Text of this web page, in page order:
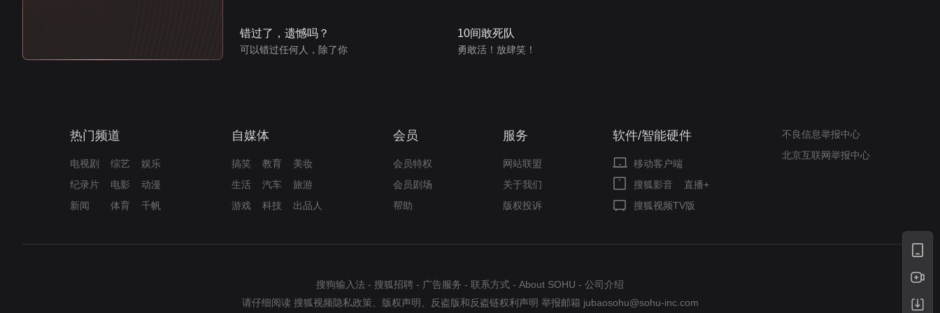
错过了，遗憾吗？
可以错过任何人，除了你
10间敢死队
勇敢活！放肆笑！
热门频道
电视剧 综艺
娱乐
纪录片
电影
动漫
新闻
体育 千帆
自媒体
搞笑 教育
美妆
生活
汽车
旅游
游戏
科技 出品人
会员
会员特权
会员剧场
帮助
服务
网站联盟
关于我们
版权投诉
软件/智能硬件
移动客户端
搜狐影音
直播+
搜狐视频TV版
不良信息举报中心
北京互联网举报中心
搜狗输入法 - 搜狐招聘 - 广告服务 - 联系方式 - About SOHU - 公司介绍
请仔细阅读 搜狐视频隐私政策 版权声明 反盗版和反盗链权利声明 举报邮箱 jubaosohu@sohu-inc.com